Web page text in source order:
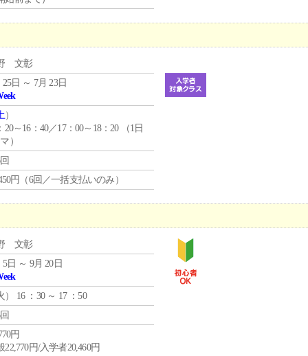
文彰
25日 ～ 7月 23日
）
20～16：40／17：00～18：20 （1日
）
円（6回／一括支払いのみ）
文彰
5日 ～ 9月 20日
） 16 ：30 ～ 17 ：50
円
22,770円/入学者20,460円